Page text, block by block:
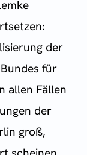
der
für
allen Fällen
der
groß,